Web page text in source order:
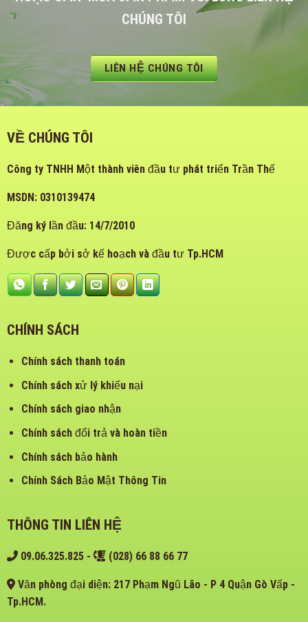
CHÚNG TÔI
LIÊN HỆ CHÚNG TÔI
VỀ CHÚNG TÔI
Công ty TNHH Một thành viên đầu tư phát triển Trần Thế
MSDN: 0310139474
Đăng ký lần đầu: 14/7/2010
Được cấp bởi sở kế hoạch và đầu tư Tp.HCM
CHÍNH SÁCH
Chính sách thanh toán
Chính sách xử lý khiếu nại
Chính sách giao nhận
Chính sách đổi trả và hoàn tiền
Chính sách bảo hành
Chính Sách Bảo Mật Thông Tin
THÔNG TIN LIÊN HỆ
09.06.325.825- (028) 66 88 66 77
Văn phòng đại diện: 217 Phạm Ngũ Lão - P 4 Quận Gò Vấp -
Tp.HCM.